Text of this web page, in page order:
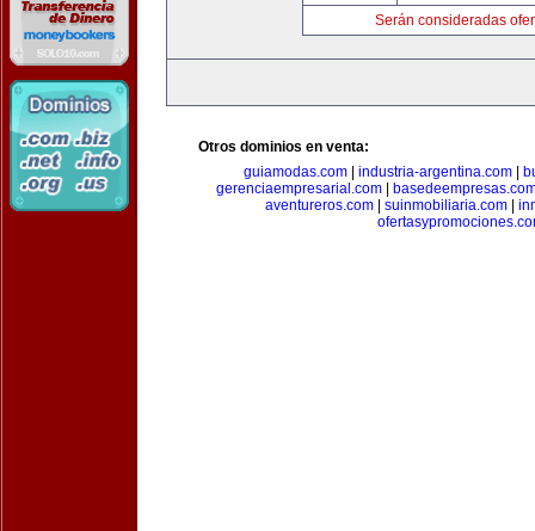
Serán consideradas
Otros dominios en venta:
guiamodas.com| industria-argentina.com|
gerenciaempresarial.com|
aventureros.com| suinmobiliaria.com|